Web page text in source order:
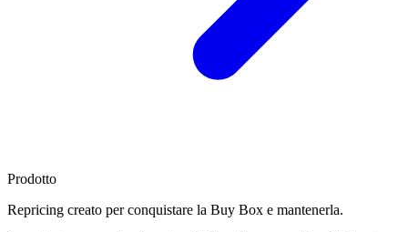
Prodotto
Repricing creato perconquistare la Buy Box e mantenerla.